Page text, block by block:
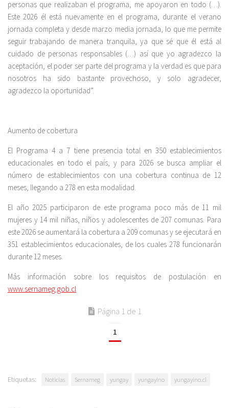
personas que realizaban el programa, me apoyaron en todo (…).
Este 2026 él está nuevamente en el programa, durante el verano
jornada completa y desde marzo media jornada, lo que me permite
seguir trabajando de manera tranquila, ya que sé que él está al
cuidado de personas responsables (…) así que yo agradezco la
aceptación, el poder ser parte del programa y la verdad es que para
nosotros ha sido bastante provechoso, y solo agradecer,
agradezco la oportunidad”.
Aumento de cobertura
El Programa 4 a 7 tiene presencia total en 350 establecimientos
educacionales en todo el país, y para 2026 se busca ampliar el
número de establecimientos con una cobertura continua de 12
meses, llegando a 278 en esta modalidad.
El año 2025 participaron de este programa poco más de 11 mil
mujeres y 14 mil niñas, niños y adolescentes de 207 comunas. Para
este 2026 se aumentará la cobertura a 209 comunas y se ejecutará en
351 establecimientos educacionales, de los cuales 278 funcionarán
durante 12 meses.
Más información sobre los requisitos de postulación en
www.sernameg.gob.cl
Página 1 de 1
1
Etiquetas: Noticias Sernameg yungay yungayino yungayino.cl